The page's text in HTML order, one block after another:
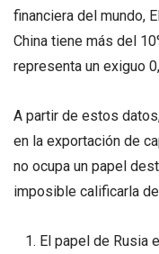
financiera del mundo,
China tiene más del
representa un exiguo
A partir de estos
en la exportación de
no ocupa un papel
imposible calificarla
El papel de Rusia